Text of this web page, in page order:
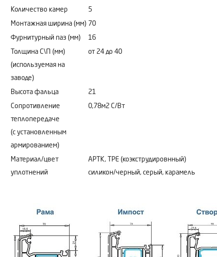
Количество камер 5
Монтажная ширина (мм) 70
Фурнитурный паз (мм) 16
Толщина С\П (мм)
(используемая на
заводе)
от 24 до 40
Высота фальца 21
Сопротивление
теплопередаче
(с установленным
армированием)
0,78м2 C/Bт
Материал/цвет
уплотнений
АРТК, ТРЕ (коэкструдировнный)
силикон/черный, серый, карамель